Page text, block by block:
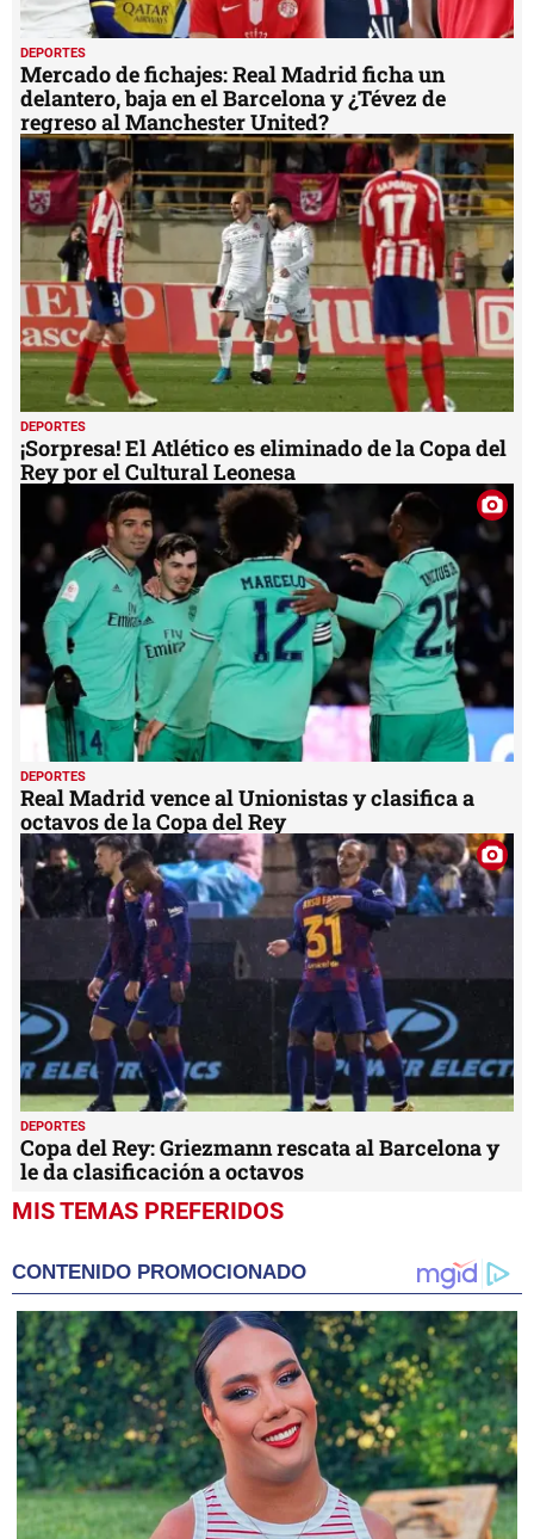
DEPORTES
Mercado de fichajes: Real Madrid ficha un
delantero, baja en el Barcelona y ¿Tévez de
regreso al Manchester United?
DEPORTES
¡Sorpresa! El Atlético es eliminado de la Copa del
Rey por el Cultural Leonesa
DEPORTES
Real Madrid vence al Unionistas y clasifica a
octavos de la Copa del Rey
DEPORTES
Copa del Rey: Griezmann rescata al Barcelona y
le da clasificación a octavos
MIS TEMAS PREFERIDOS
CONTENIDO PROMOCIONADO